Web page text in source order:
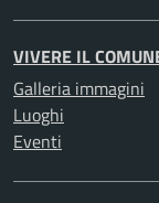
VIVERE IL
Galleria immagini
Luoghi
Eventi